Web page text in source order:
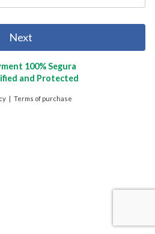
Next
100% Segura
and Protected
Terms of purchase